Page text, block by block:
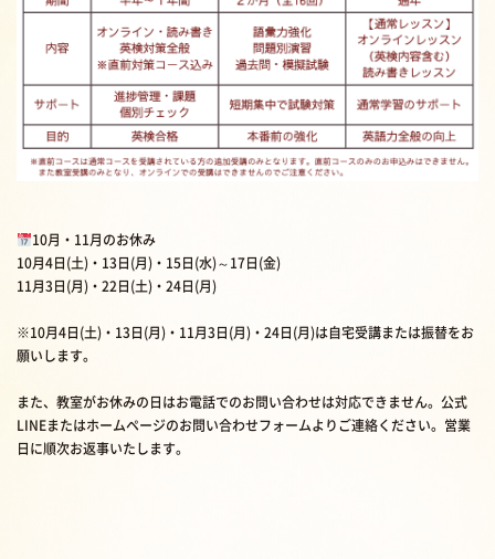
10月・11月のお休み
10月4日(土)・13日(月)・15日(水)～17日(金)
11月3日(月)・22日(土)・24日(月)
※10月4日(土)・13日(月)・11月3日(月)・24日(月)は自宅受講または振替をお
願いします。
また、教室がお休みの日はお電話でのお問い合わせは対応できません。公式
LINEまたはホームページのお問い合わせフォームよりご連絡ください。営業
日に順次お返事いたします。